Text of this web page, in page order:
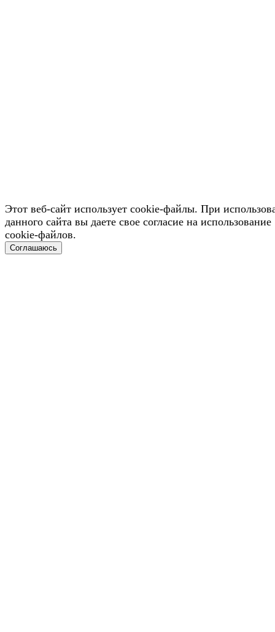
Этот веб-сайт использует cookie-файлы. При
данного сайта вы даете свое согласие на использование
cookie-файлов.
Соглашаюсь